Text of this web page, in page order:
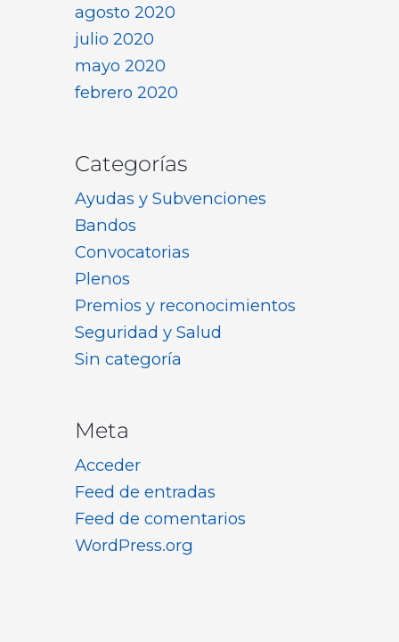
agosto 2020
julio 2020
mayo 2020
febrero 2020
Categorías
Ayudas y Subvenciones
Bandos
Convocatorias
Plenos
Premios y reconocimientos
Seguridad y Salud
Sin categoría
Meta
Acceder
Feed de entradas
Feed de comentarios
WordPress.org